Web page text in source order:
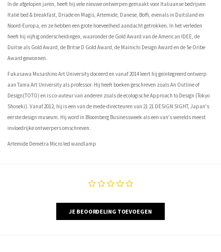
In de afgelopen jaren, heeft hij vele nieuwe ontwerpen gemaakt voor Italiaanse bedrijven
Italië bed & breakfast, Driade en Magis, Artemide, Danese, Boffi, evenals in Duitsland en
Noord-Europa, en ze hebben een grote hoeveelheid aandacht getrokken. In het verleden
heeft hij vijftig onderscheidingen, waaronder de Gold Award van de American IDEE, de
Duitse als Gold Award, de Britse D Gold Award, de Mainichi Design Award en de 5e Oribe
Award gewonnen.
Fukasawa Musashino Art University doceerd en vanaf 2014 leert hij geïntegreerd ontwerp
aan Tama Art University als professor. Hij heeft boeken geschreven zoals An Outline of
Design(TOTO) en is co-auteur van anderen zoals de ecologische Approach to Design (Tokyo
Shoseki). Vanaf 2012, hij is een van de mede-directeuren van 21 21 DESIGN SIGHT, Japan's
eerste design museum. Hij word in Bloomberg Businessweek als een van's werelds meest
invloedrijke ontwerpers omschreven.
Artemide Demetra Micro led wandlamp
JE BEOORDELING TOEVOEGEN